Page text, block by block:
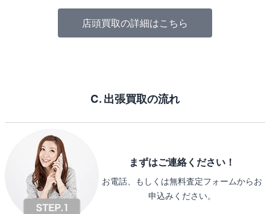
店頭買取の詳細はこちら
C. 出張買取の流れ
まずはご連絡ください！
お電話、もしくは無料査定フォームからお
申込みください。